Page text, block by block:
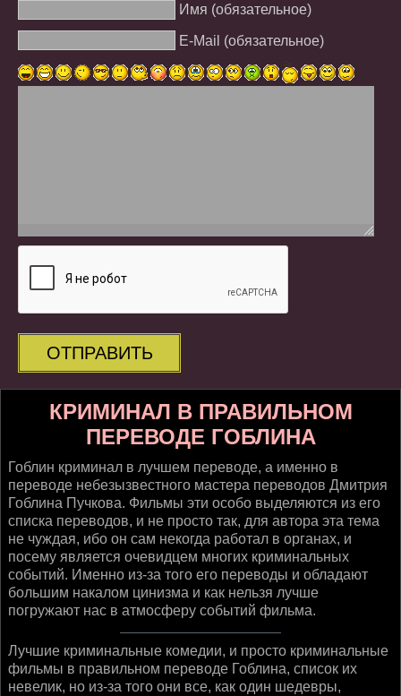
Имя (обязательное)
E-Mail (обязательное)
ОТПРАВИТЬ
КРИМИНАЛ В ПРАВИЛЬНОМ
ПЕРЕВОДЕ ГОБЛИНА
Гоблин криминал в лучшем переводе, а именно в
переводе небезызвестного мастера переводов Дмитрия
Гоблина Пучкова. Фильмы эти особо выделяются из его
списка переводов, и не просто так, для автора эта тема
не чуждая, ибо он сам некогда работал в органах, и
посему является очевидцем многих криминальных
событий. Именно из-за того его переводы и обладают
большим накалом цинизма и как нельзя лучше
погружают нас в атмосферу событий фильма.
Лучшие криминальные комедии, и просто криминальные
фильмы в правильном переводе Гоблина, список их
невелик, но из-за того они все, как один шедевры,